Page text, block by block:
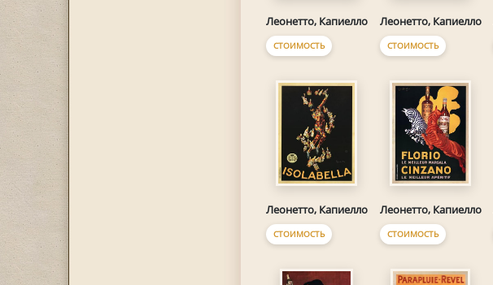
Леонетто, Капиелло
СТОИМОСТЬ
Леонетто, Капиелло
СТОИМОСТЬ
Леонетто, Капиелло
СТОИМОСТЬ
Леонетто, Капиелло
СТОИМОСТЬ